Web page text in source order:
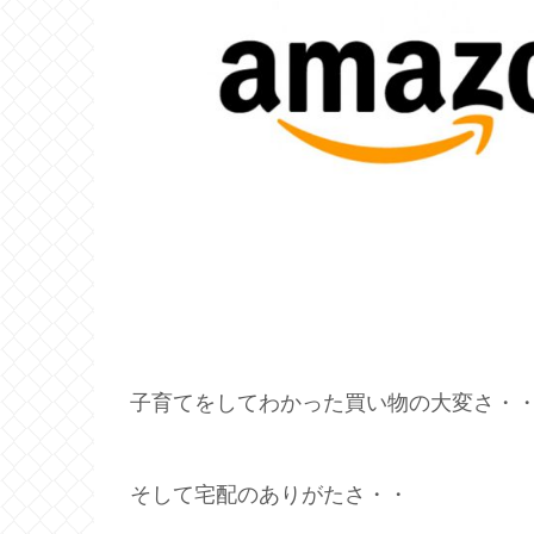
子育てをしてわかった買い物の大変さ・
そして宅配のありがたさ・・